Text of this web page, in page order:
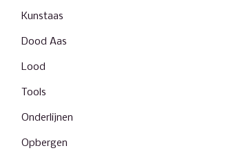
Kunstaas
Dood Aas
Lood
Tools
Onderlijnen
Opbergen